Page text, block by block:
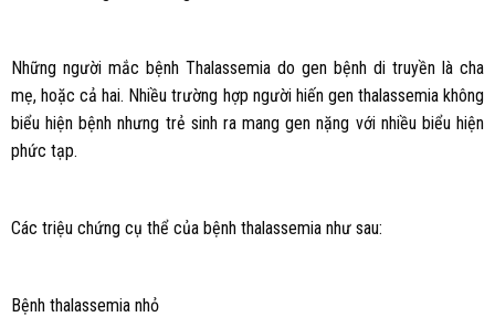
Những người mắc bệnh Thalassemia do gen bệnh di truyền là cha
mẹ, hoặc cả hai. Nhiều trường hợp người hiến gen thalassemia không
biểu hiện bệnh nhưng trẻ sinh ra mang gen nặng với nhiều biểu hiện
phức tạp.
Các triệu chứng cụ thể của bệnh thalassemia như sau:
Bệnh thalassemia nhỏ